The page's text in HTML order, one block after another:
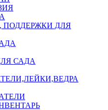
ПОДДЕРЖКИ ДЛЯ
САДА